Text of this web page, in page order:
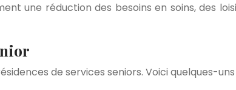
une réduction des besoins en soins, des
de services seniors. Voici quelques-